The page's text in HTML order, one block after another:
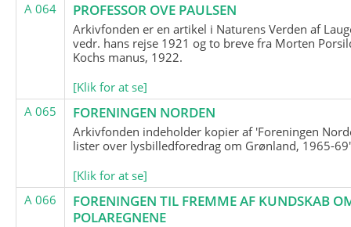
A 064 PROFESSOR OVE PAULSEN
Arkivfonden er en artikel i Naturens Verden af
vedr. hans rejse 1921 og to breve fra Morten
Kochs manus, 1922.
[Klik for at se]
A 065
FORENINGEN NORDEN
Arkivfonden indeholder kopier af 'Foreningen
lister over lysbilledforedrag om Grønland, 1965-
[Klik for at se]
A 066
FORENINGEN TIL FREMME AF KUNDSKAB
POLAREGNENE